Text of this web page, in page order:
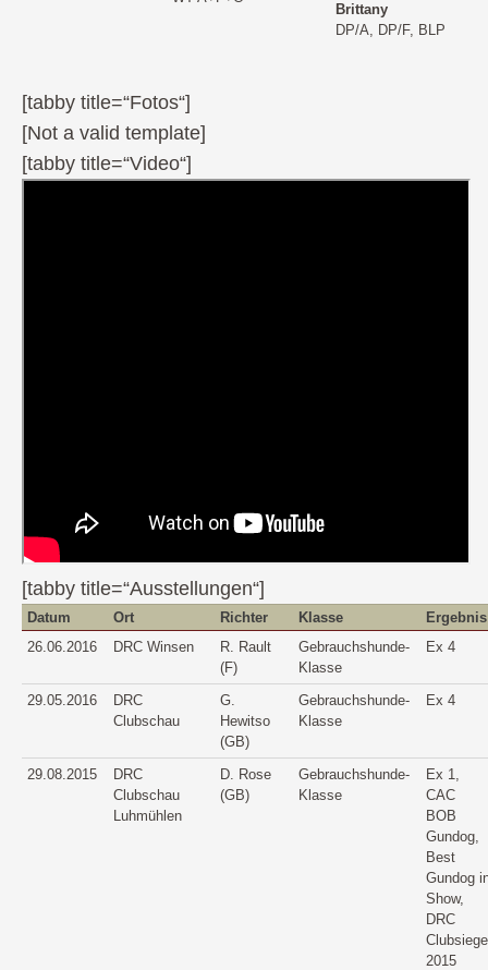
Brittany
DP/A, DP/F, BLP
[tabby title=“Fotos“]
[Not a valid template]
[tabby title=“Video“]
[tabby title=“Ausstellungen“]
Datum Ort Richter Klasse
Ergebnis
26.06.2016
DRC Winsen
R. Rault
(F)
Gebrauchshunde-
Klasse
Ex 4
29.05.2016
DRC
Clubschau
G.
Hewitso
(GB)
Gebrauchshunde-
Klasse
Ex 4
29.08.2015
DRC
Clubschau
Luhmühlen
D. Rose
(GB)
Gebrauchshunde-
Klasse
Ex 1,
CAC
BOB
Gundog,
Best
Gundog
Show,
DRC
2015